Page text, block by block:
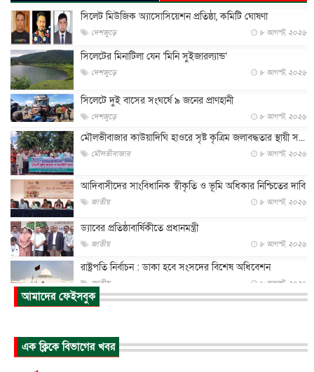
সিলেট মিউজিক অ্যাসোসিয়েশন প্রতিষ্ঠা, কমিটি ঘোষণা
দেশজুড়ে ৮ আগস্ট, ২০২৬
সিলেটের মিনাটিলা যেন ‘মিনি সুইজারল্যান্ড’
দেশজুড়ে ৮ আগস্ট, ২০২৬
সিলেটে দুই বাসের সংঘর্ষে ৯ জনের প্রাণহানী
দেশজুড়ে ৮ আগস্ট, ২০২৬
মৌলভীবাজার কাউয়াদিঘি হাওরে সৃষ্ট কৃত্রিম জলাবদ্ধতার স্থায়ী স...
মৌলভীবাজার ৮ আগস্ট, ২০২৬
আদিবাসীদের সাংবিধানিক স্বীকৃতি ও ভূমি অধিকার নিশ্চিতের দাবি
জাতীয় ৮ আগস্ট, ২০২৬
ড্যাবের প্রতিষ্ঠাবার্ষিকীতে প্রধানমন্ত্রী
জাতীয় ৮ আগস্ট, ২০২৬
রাষ্ট্রপতি নির্বাচন : ডাকা হবে সংসদের বিশেষ অধিবেশন
জাতীয় ৮ আগস্ট, ২০২৬
প্রধানমন্ত্রীর সঙ্গে সাক্ষাতে খুদে শিল্পী অনুশ্রী রায়ের স্বপ...
পাকিস্তান-তুরস্কের সঙ্গে প্রতিরক্ষা চুক্তি সৌদি আরবকে কতটা ন...
আমাদের ফেইসবুক
এক ক্লিকে বিভাগের খবর